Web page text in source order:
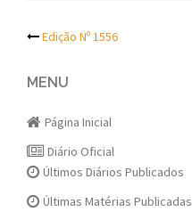
Post
navigation
Edição Nº 1556
MENU
Página Inicial
Diário Oficial
Últimos Diários Publicados
Últimas Matérias Publicadas